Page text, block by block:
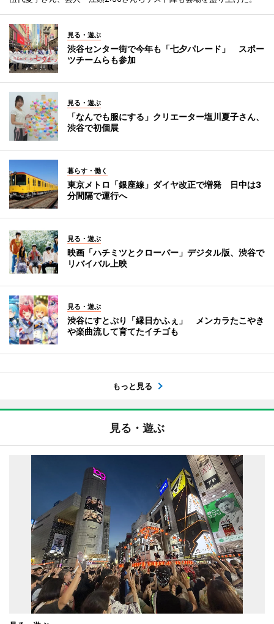
見る・遊ぶ
渋谷センター街で今年も「七夕パレード」 スポー
ツチームらも参加
見る・遊ぶ
「なんでも服にする」クリエーター塩川夏子さん、
渋谷で初個展
暮らす・働く
東京メトロ「銀座線」ダイヤ改正で増発 日中は3
分間隔で運行へ
見る・遊ぶ
映画「ハチミツとクローバー」デジタル版、渋谷で
リバイバル上映
見る・遊ぶ
渋谷にすとぷり「縁日かふぇ」 メンカラたこやき
や楽曲流して育てたイチゴも
もっと見る
見る・遊ぶ